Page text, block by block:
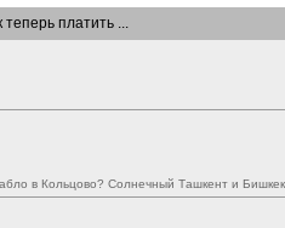
платить ...
в Кольцово? Солнечный Ташкент и Бишкек